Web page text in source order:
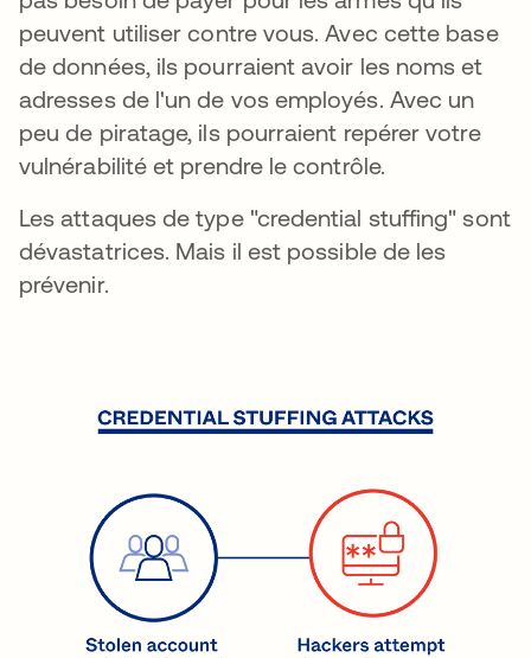
peuvent utiliser contre vous. Avec cette base
de données, ils pourraient avoir les noms et
adresses de l'un de vos employés. Avec un
peu de piratage, ils pourraient repérer votre
vulnérabilité et prendre le contrôle.
Les attaques de type "credential stuffing" sont
dévastatrices. Mais il est possible de les
prévenir.